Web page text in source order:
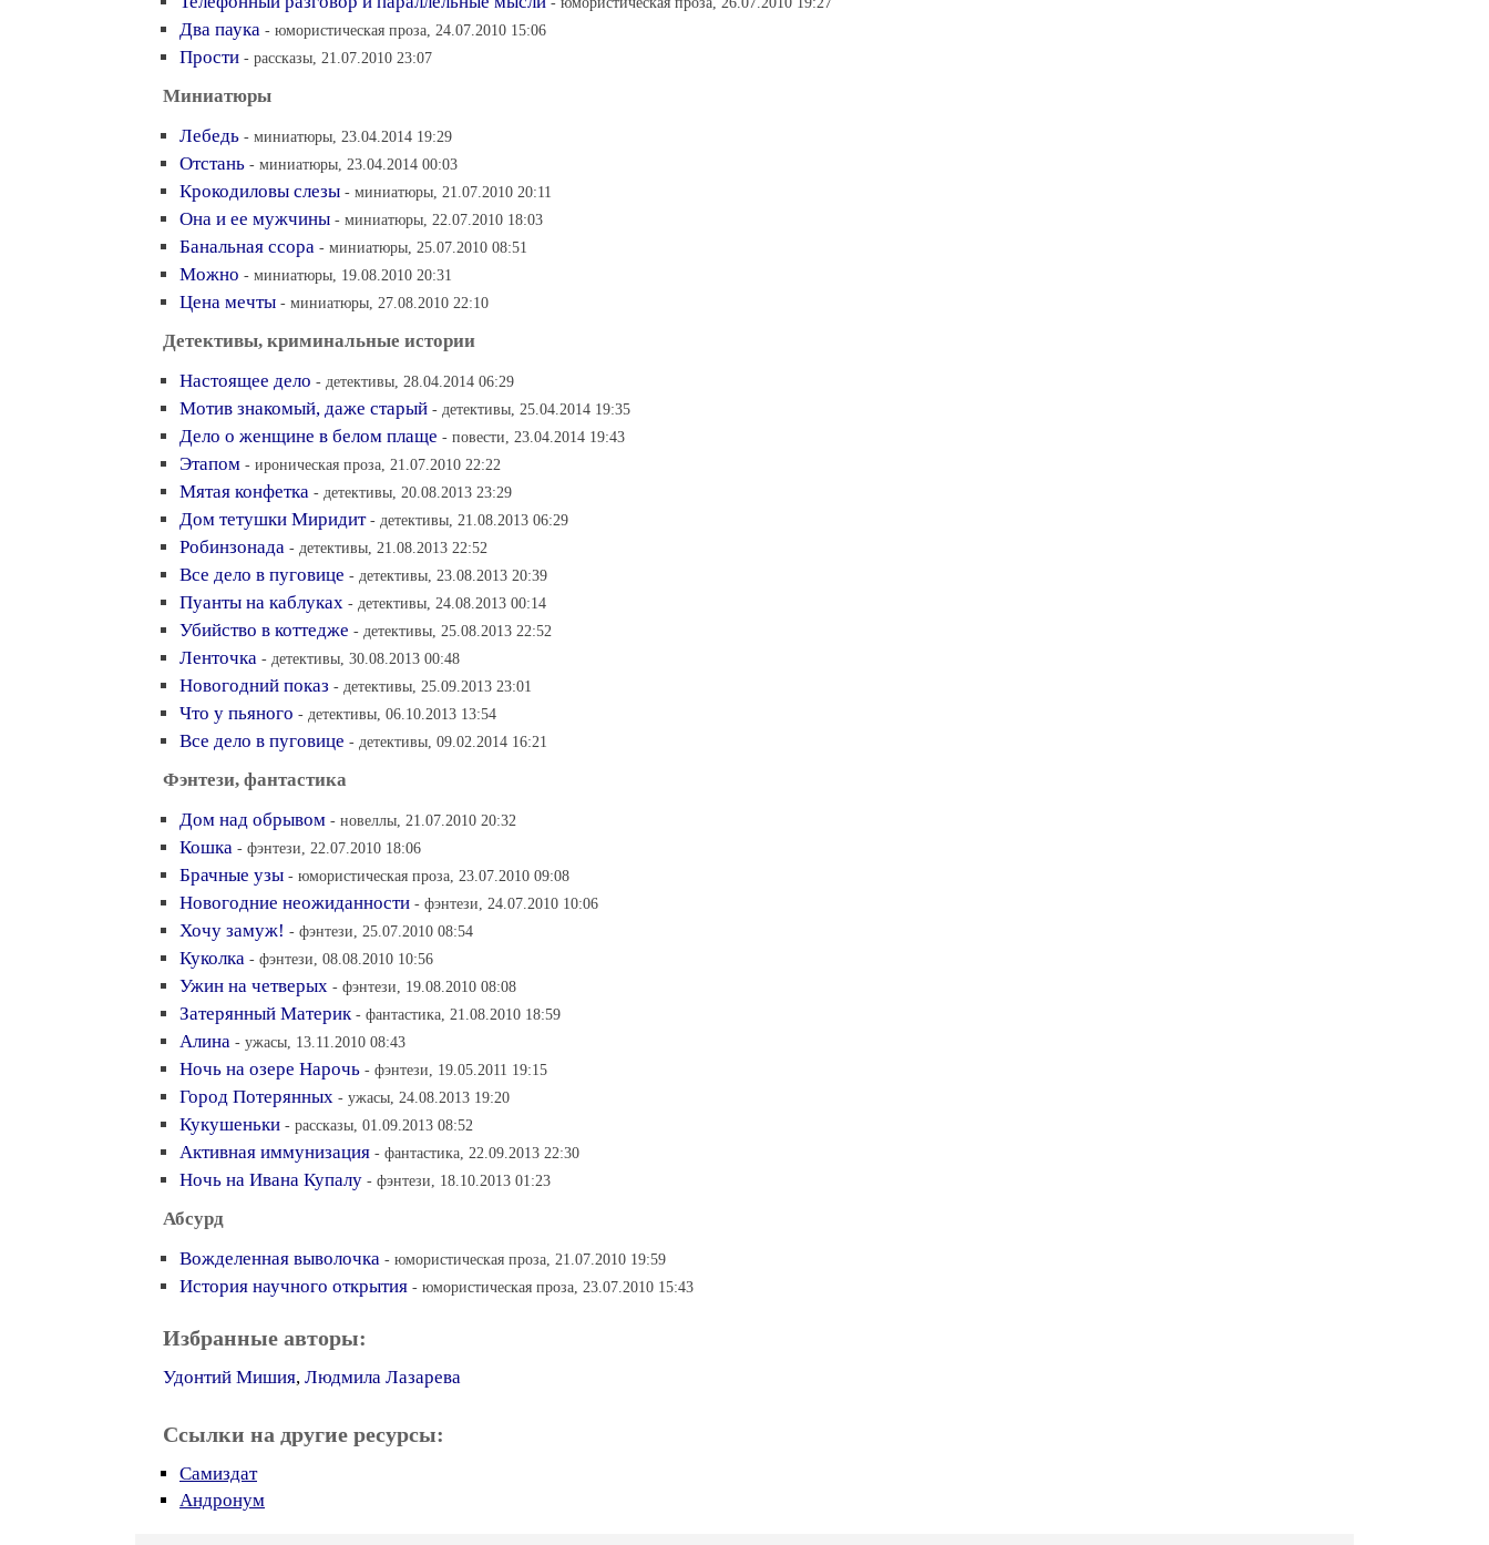
Два паука - юмористическая проза, 24.07.2010 15:06
Прости - рассказы, 21.07.2010 23:07
Миниатюры
Лебедь - миниатюры, 23.04.2014 19:29
Отстань - миниатюры, 23.04.2014 00:03
Крокодиловы слезы - миниатюры, 21.07.2010 20:11
Она и ее мужчины - миниатюры, 22.07.2010 18:03
Банальная ссора - миниатюры, 25.07.2010 08:51
Можно - миниатюры, 19.08.2010 20:31
Цена мечты - миниатюры, 27.08.2010 22:10
Детективы, криминальные истории
Настоящее дело - детективы, 28.04.2014 06:29
Мотив знакомый, даже старый - детективы, 25.04.2014 19:35
Дело о женщине в белом плаще - повести, 23.04.2014 19:43
Этапом - ироническая проза, 21.07.2010 22:22
Мятая конфетка - детективы, 20.08.2013 23:29
Дом тетушки Миридит - детективы, 21.08.2013 06:29
Робинзонада - детективы, 21.08.2013 22:52
Все дело в пуговице - детективы, 23.08.2013 20:39
Пуанты на каблуках - детективы, 24.08.2013 00:14
Убийство в коттедже - детективы, 25.08.2013 22:52
Ленточка - детективы, 30.08.2013 00:48
Новогодний показ - детективы, 25.09.2013 23:01
Что у пьяного - детективы, 06.10.2013 13:54
Все дело в пуговице - детективы, 09.02.2014 16:21
Фэнтези, фантастика
Дом над обрывом - новеллы, 21.07.2010 20:32
Кошка - фэнтези, 22.07.2010 18:06
Брачные узы - юмористическая проза, 23.07.2010 09:08
Новогодние неожиданности - фэнтези, 24.07.2010 10:06
Хочу замуж! - фэнтези, 25.07.2010 08:54
Куколка - фэнтези, 08.08.2010 10:56
Ужин на четверых - фэнтези, 19.08.2010 08:08
Затерянный Материк - фантастика, 21.08.2010 18:59
Алина - ужасы, 13.11.2010 08:43
Ночь на озере Нарочь - фэнтези, 19.05.2011 19:15
Город Потерянных - ужасы, 24.08.2013 19:20
Кукушеньки - рассказы, 01.09.2013 08:52
Активная иммунизация - фантастика, 22.09.2013 22:30
Ночь на Ивана Купалу - фэнтези, 18.10.2013 01:23
Абсурд
Вожделенная выволочка - юмористическая проза, 21.07.2010 19:59
История научного открытия - юмористическая проза, 23.07.2010 15:43
Избранные авторы:
Удонтий Мишия, Людмила Лазарева
Ссылки на другие ресурсы:
Самиздат
Андронум